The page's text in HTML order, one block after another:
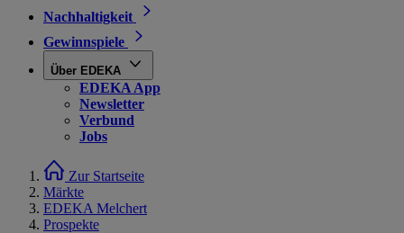
Nachhaltigkeit
Gewinnspiele
Über EDEKA
EDEKA App
Newsletter
Verbund
Jobs
Zur Startseite
Märkte
EDEKA Melchert
Prospekte